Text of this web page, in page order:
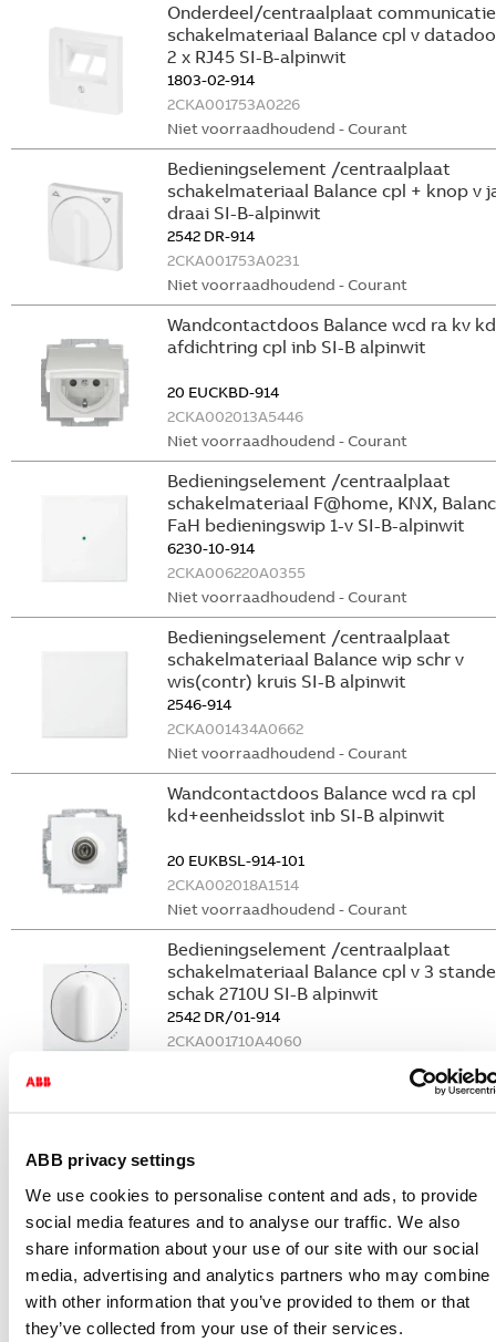
ABB privacy settings
We use cookies to personalise content and ads, to provide
social media features and to analyse our traffic. We also
share information about your use of our site with our social
media, advertising and analytics partners who may combine
with other information that you’ve provided to them or that
they’ve collected from your use of their services.
Onderdeel/centraalplaat
schakelmateriaal Balance cpl v
2 x RJ45 SI-B-alpinwit
1803-02-914
2CKA001753A0226
Niet voorraadhoudend - Courant
Bedieningselement /centraalplaat
schakelmateriaal Balance cpl + knop v
draai SI-B-alpinwit
2542 DR-914
2CKA001753A0231
Niet voorraadhoudend - Courant
Wandcontactdoos Balance wcd ra kv
afdichtring cpl inb SI-B alpinwit
20 EUCKBD-914
2CKA002013A5446
Niet voorraadhoudend - Courant
Bedieningselement /centraalplaat
schakelmateriaal F@home, KNX,
FaH bedieningswip 1-v SI-B-alpinwit
6230-10-914
2CKA006220A0355
Niet voorraadhoudend - Courant
Bedieningselement /centraalplaat
schakelmateriaal Balance wip schr v
wis(contr) kruis SI-B alpinwit
2546-914
2CKA001434A0662
Niet voorraadhoudend - Courant
Wandcontactdoos Balance wcd ra cpl
kd+eenheidsslot inb SI-B alpinwit
20 EUKBSL-914-101
2CKA002018A1514
Niet voorraadhoudend - Courant
Bedieningselement /centraalplaat
schakelmateriaal Balance cpl v 3
schak 2710U SI-B alpinwit
2542 DR/01-914
2CKA001710A4060
2542 DR/02-914
2CKA001710A4066
Niet voorraadhoudend - Courant
Bedieningselement /centraalplaat
schakelmateriaal Balance cpl v
thermostaat 1094/97UTA SI-B alpinwit
1794 TA-914